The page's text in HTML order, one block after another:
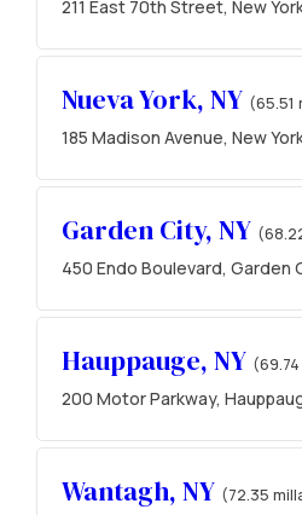
211 East 70th Street, New
Nueva York, NY (65.51
185 Madison Avenue, New
Garden City, NY
450 Endo Boulevard, Garden
Hauppauge, NY
200 Motor Parkway,
Wantagh, NY (72.35